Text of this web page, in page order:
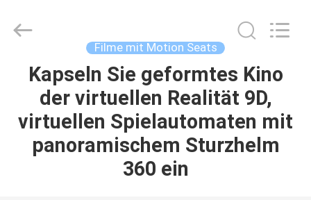
HEIM
PRODUKTE
Co.,Ltd.
Filme mit Motion Seats
Kapseln Sie geformtes Kino
der virtuellen Realität 9D,
virtuellen Spielautomaten mit
panoramischem Sturzhelm
360 ein